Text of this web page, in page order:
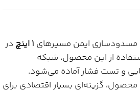
ایمن مسیرهای 1 اینچ
در
از این محصول، شبکه
و تست فشار آماده می‌شود.
محصول، گزینه‌ای بسیار اقتصادی برای